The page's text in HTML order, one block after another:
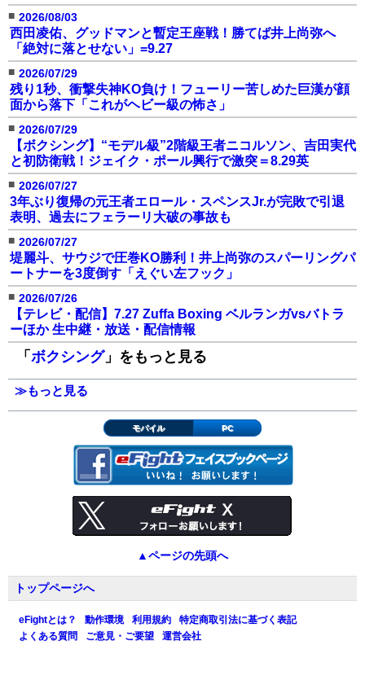
■ 2026/08/03
西田凌佑、グッドマンと暫定王座戦！勝てば井上尚弥へ
「絶対に落とせない」=9.27
■ 2026/07/29
残り1秒、衝撃失神KO負け！フューリー苦しめた巨漢が顔
面から落下「これがヘビー級の怖さ」
■ 2026/07/29
【ボクシング】“モデル級”2階級王者ニコルソン、吉田実代
と初防衛戦！ジェイク・ポール興行で激突＝8.29英
■ 2026/07/27
3年ぶり復帰の元王者エロール・スペンスJr.が完敗で引退
表明、過去にフェラーリ大破の事故も
■ 2026/07/27
堤麗斗、サウジで圧巻KO勝利！井上尚弥のスパーリングパ
ートナーを3度倒す「えぐい左フック」
■ 2026/07/26
【テレビ・配信】7.27 Zuffa Boxing ベルランガvsバトラ
ーほか 生中継・放送・配信情報
「 ボクシング」をもっと見る
≫もっと見る
モバイル PC
▲ページの先頭へ
トップページへ
eFightとは？ 動作環境 利用規約
特定商取引法に基づく表記
よくある質問
ご意見・ご要望 運営会社